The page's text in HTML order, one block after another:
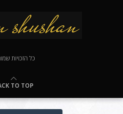
כל הזכויות
TO TOP